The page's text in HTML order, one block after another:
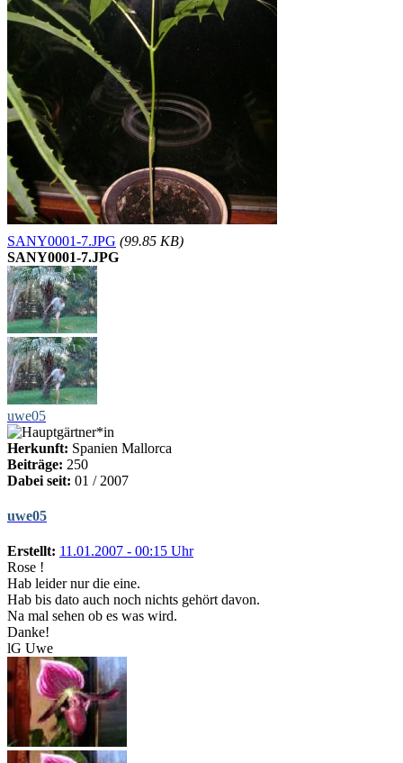
SANY0001-7.JPG (99.85 KB)
SANY0001-7.JPG
uwe05
Herkunft: Spanien Mallorca
Beiträge: 250
Dabei seit: 01 / 2007
uwe05
Erstellt: 11.01.2007 - 00:15 Uhr
Rose !
Hab leider nur die eine.
Hab bis dato auch noch nichts gehört davon.
Na mal sehen ob es was wird.
Danke!
lG Uwe